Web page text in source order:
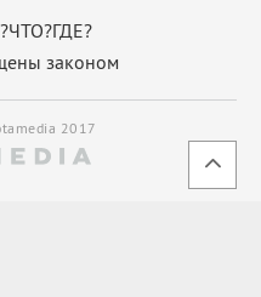
законом
2017